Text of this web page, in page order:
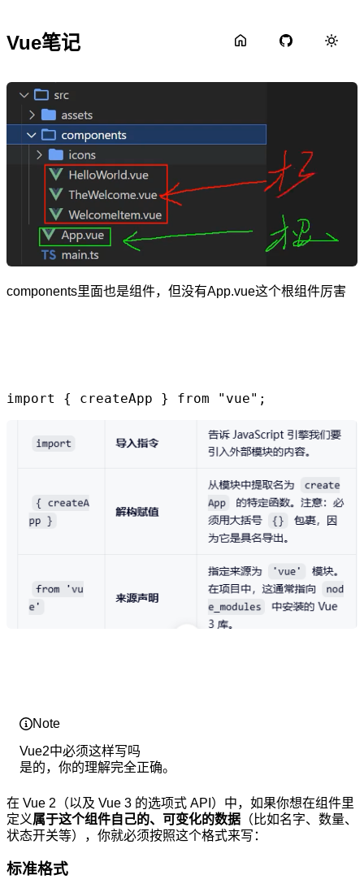
Vue笔记
components里面也是组件，但没有App.vue这个根组件厉害
import { createApp } from "vue";
Note
Vue2中必须这样写吗
是的，你的理解完全正确。
在 Vue 2（以及 Vue 3 的选项式 API）中，如果你想在组件里
定义属于这个组件自己的、可变化的数据 （比如名字、数量、
状态开关等），你就必须按照这个格式来写：
标准格式